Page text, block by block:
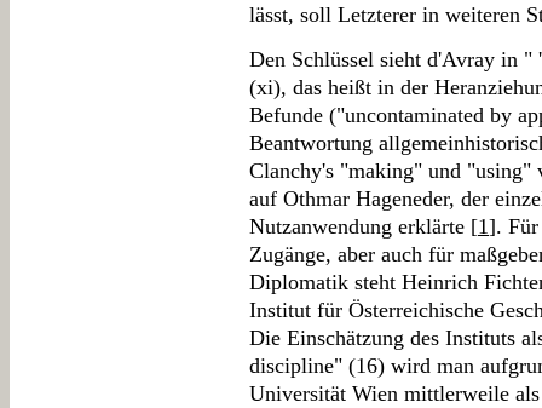
lässt, soll Letzterer in weiteren
Den Schlüssel sieht d'Avray in "
(xi), das heißt in der
Befunde ("uncontaminated by
Beantwortung
Clanchy's "making" und "using"
auf Othmar Hageneder, der
Nutzanwendung erklärte [1]. Für
Zugänge, aber auch für
Diplomatik steht Heinrich
Institut für Österreichische
Die Einschätzung des Instituts
discipline" (16) wird man
Universität Wien mittlerweile